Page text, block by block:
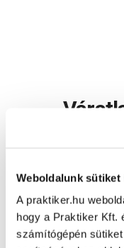
Weboldalunk sütiket
A praktiker.hu
hogy a Praktiker Kft.
számítógépén